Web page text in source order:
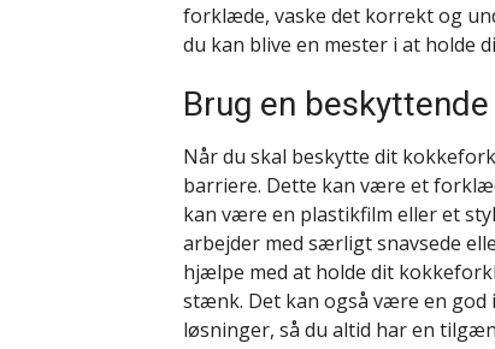
forklæde, vaske det korrekt og
du kan blive en mester i at
Brug en
Når du skal beskytte dit
barriere. Dette kan være et
kan være en plastikfilm eller et
arbejder med særligt snavsede
hjælpe med at holde dit
stænk. Det kan også være en
løsninger, så du altid har en